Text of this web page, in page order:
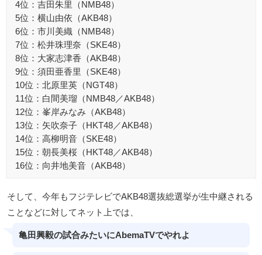
4位：吉田朱里（NMB48）
5位：横山由依（AKB48）
6位：市川美織（NMB48）
7位：松井珠理奈（SKE48）
8位：大家志津香（AKB48）
9位：須田亜香里（SKE48）
10位：北原里英（NGT48）
11位：白間美瑠（NMB48／AKB48）
12位：峯岸みなみ（AKB48）
13位：矢吹奈子（HKT48／AKB48）
14位：高柳明音（SKE48）
15位：朝長美桜（HKT48／AKB48）
16位：向井地美音（AKB48）
そして、今年もフジテレビでAKB48選抜総選挙が生中継される
ことなどに対してネット上では、
亀田興毅の試合みたいにAbemaTVでやれよ